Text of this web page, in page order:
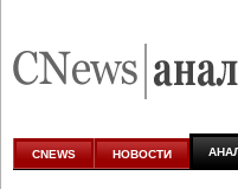
аналитике
CNEWS НОВОСТИ